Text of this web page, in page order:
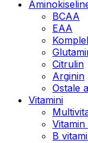
BCAA
EAA
Citrulin
Arginin
Ostale
Vitamini
Vitamin
B